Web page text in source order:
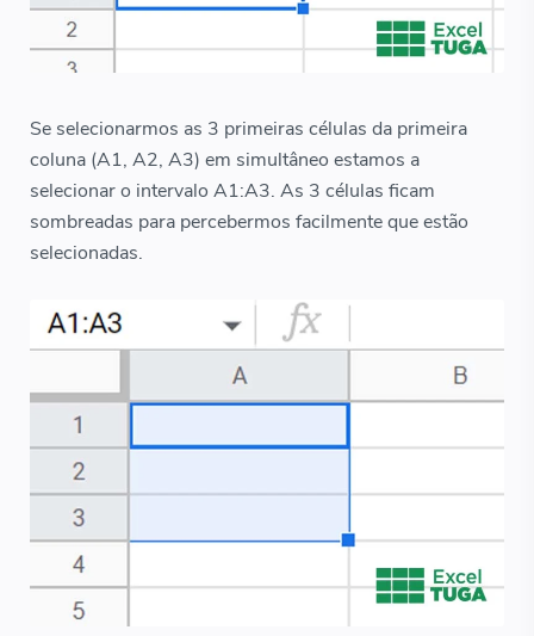
Se selecionarmos as 3 primeiras células da primeira
coluna (A1, A2, A3) em simultâneo estamos a
selecionar o intervalo A1:A3. As 3 células ficam
sombreadas para percebermos facilmente que estão
selecionadas.